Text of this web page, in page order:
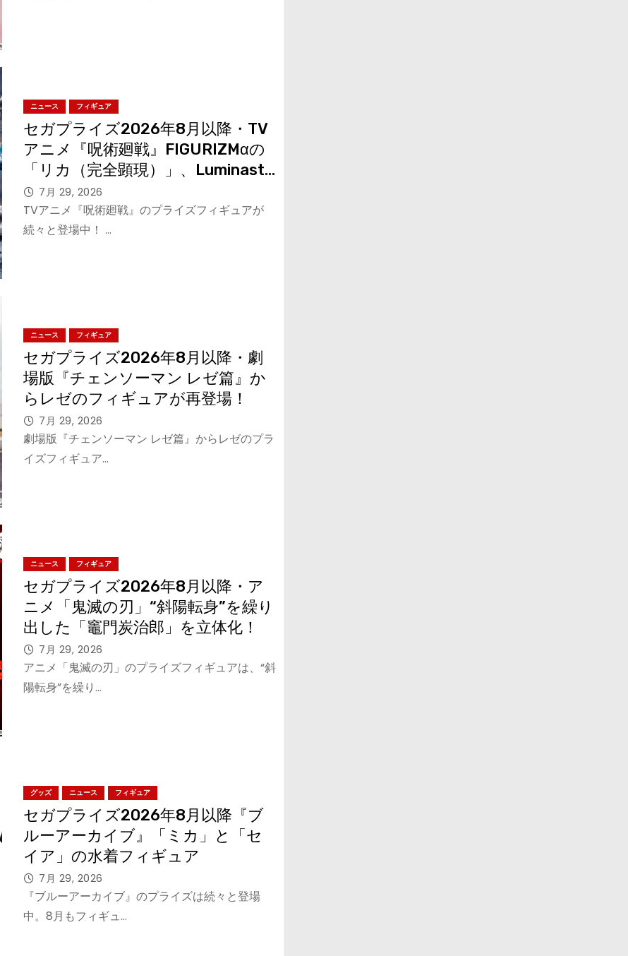
ニュース フィギュア
セガプライズ2026年8月以降・TV
アニメ『呪術廻戦』FIGURIZMαの
「リカ（完全顕現）」、Luminasta
の「髙羽史彦」が登場！
Luminastaの「七海建人」はブラシ
彩色追加で再登場！
7月 29, 2026
TVアニメ『呪術廻戦』のプライズフィギュアが
続々と登場中！ …
ニュース フィギュア
セガプライズ2026年8月以降・劇
場版『チェンソーマン レゼ篇』か
らレゼのフィギュアが再登場！
7月 29, 2026
劇場版『チェンソーマン レゼ篇』からレゼのプラ
イズフィギュア…
ニュース フィギュア
セガプライズ2026年8月以降・ア
ニメ「鬼滅の刃」“斜陽転身”を繰り
出した「竈門炭治郎」を立体化！
7月 29, 2026
アニメ「鬼滅の刃」のプライズフィギュアは、“斜
陽転身”を繰り…
グッズ ニュース フィギュア
セガプライズ2026年8月以降『ブ
ルーアーカイブ』「ミカ」と「セ
イア」の水着フィギュア
7月 29, 2026
『ブルーアーカイブ』のプライズは続々と登場
中。8月もフィギュ…